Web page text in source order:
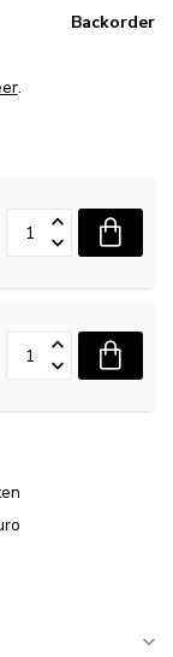
Backorder
.